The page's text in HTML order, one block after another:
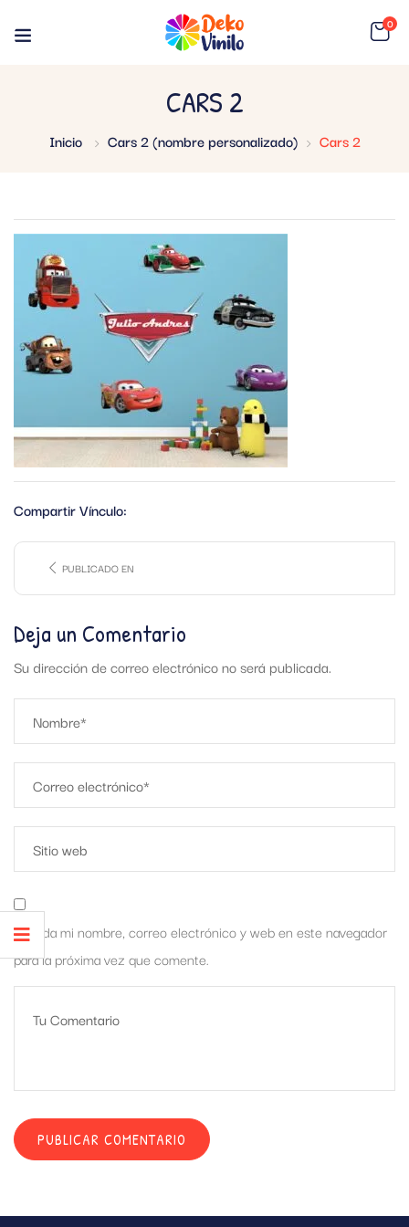
0
CARS 2
Inicio Cars 2 (nombre personalizado) Cars 2
Compartir Vínculo:
PUBLICADO EN
Deja un Comentario
Su dirección de correo electrónico no será publicada.
Guarda mi nombre, correo electrónico y web en este navegador
para la próxima vez que comente.